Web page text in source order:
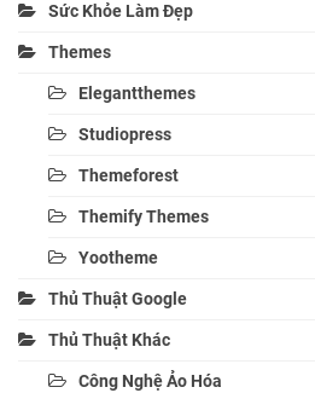
Sức Khỏe Làm Đẹp
Themes
Elegantthemes
Studiopress
Themeforest
Themify Themes
Yootheme
Thủ Thuật Google
Thủ Thuật Khác
Công Nghệ Ảo Hóa